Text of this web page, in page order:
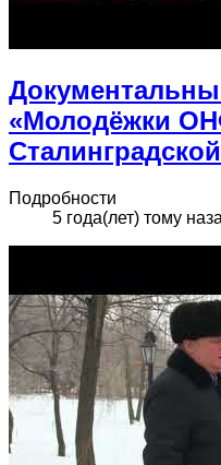
«Молодёжки
Подробности
5 года(лет) тому